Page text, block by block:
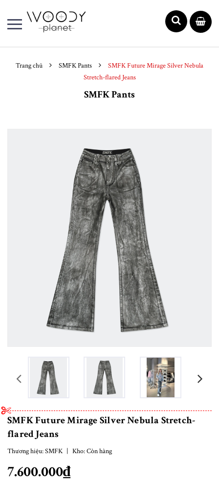
Trang chủ SMFK Pants
SMFK Future Mirage Silver Nebula
Stretch-flared Jeans
SMFK Pants
prev
SMFK Future Mirage Silver Nebula Stretch-
flared Jeans
Thương hiệu:SMFK Kho:Còn hàng
7.600.000₫